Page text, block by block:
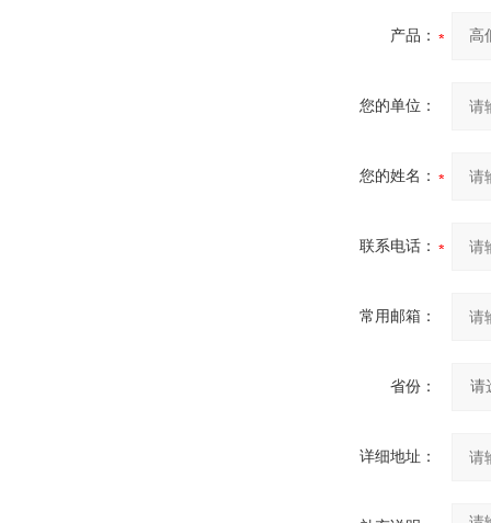
产品：
您的单位：
您的姓名：
联系电话：
常用邮箱：
省份：
详细地址：